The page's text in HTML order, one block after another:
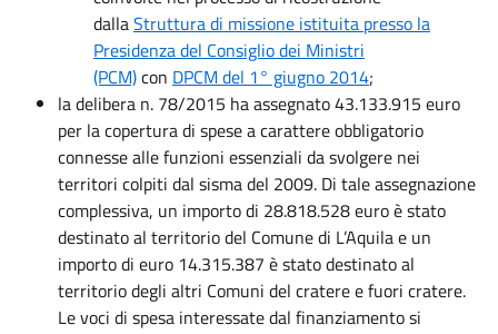
dallaStruttura di missione istituita presso la
Presidenza del Consiglio dei Ministri
(PCM)con DPCM del 1° giugno 2014;
la delibera n. 78/2015 ha assegnato 43.133.915 euro
per la copertura di spese a carattere obbligatorio
connesse alle funzioni essenziali da svolgere nei
territori colpiti dal sisma del 2009. Di tale assegnazione
complessiva, un importo di 28.818.528 euro è stato
destinato al territorio del Comune di L’Aquila e un
importo di euro 14.315.387 è stato destinato al
territorio degli altri Comuni del cratere e fuori cratere.
Le voci di spesa interessate dal finanziamento si